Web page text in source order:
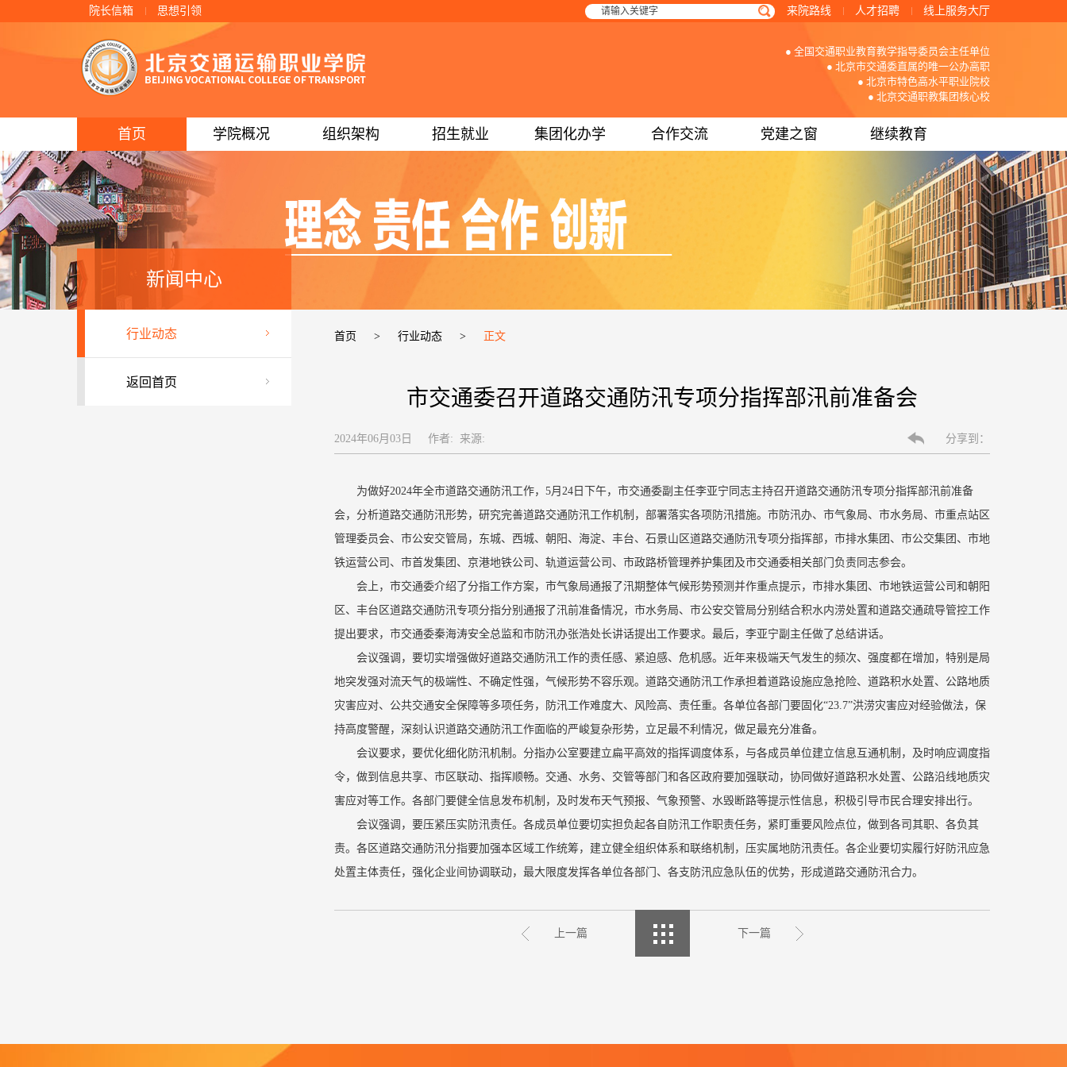
院长信箱 思想引领 来院路线 人才招聘 线上服务大厅
● 全国交通职业教育教学指导委员会主任单位
● 北京市交通委直属的唯一公办高职
● 北京市特色高水平职业院校
● 北京交通职教集团核心校
首页 学院概况 组织架构 招生就业 集团化办学 合作交流 党建之窗 继续教育
新闻中心
行业动态
返回首页
首页 > 行业动态 > 正文
市交通委召开道路交通防汛专项分指挥部汛前准备会
2024年06月03日 作者: 来源: 分享到：
为做好2024年全市道路交通防汛工作，5月24日下午，市交通委副主任李亚宁同志主持召开道路交通防汛专项分指挥部汛前准备
会，分析道路交通防汛形势，研究完善道路交通防汛工作机制，部署落实各项防汛措施。市防汛办、市气象局、市水务局、市重点站区
管理委员会、市公安交管局，东城、西城、朝阳、海淀、丰台、石景山区道路交通防汛专项分指挥部，市排水集团、市公交集团、市地
铁运营公司、市首发集团、京港地铁公司、轨道运营公司、市政路桥管理养护集团及市交通委相关部门负责同志参会。
会上，市交通委介绍了分指工作方案，市气象局通报了汛期整体气候形势预测并作重点提示，市排水集团、市地铁运营公司和朝阳
区、丰台区道路交通防汛专项分指分别通报了汛前准备情况，市水务局、市公安交管局分别结合积水内涝处置和道路交通疏导管控工作
提出要求，市交通委秦海涛安全总监和市防汛办张浩处长讲话提出工作要求。最后，李亚宁副主任做了总结讲话。
会议强调，要切实增强做好道路交通防汛工作的责任感、紧迫感、危机感。近年来极端天气发生的频次、强度都在增加，特别是局
地突发强对流天气的极端性、不确定性强，气候形势不容乐观。道路交通防汛工作承担着道路设施应急抢险、道路积水处置、公路地质
灾害应对、公共交通安全保障等多项任务，防汛工作难度大、风险高、责任重。各单位各部门要固化“23.7”洪涝灾害应对经验做法，保
持高度警醒，深刻认识道路交通防汛工作面临的严峻复杂形势，立足最不利情况，做足最充分准备。
会议要求，要优化细化防汛机制。分指办公室要建立扁平高效的指挥调度体系，与各成员单位建立信息互通机制，及时响应调度指
令，做到信息共享、市区联动、指挥顺畅。交通、水务、交管等部门和各区政府要加强联动，协同做好道路积水处置、公路沿线地质灾
害应对等工作。各部门要健全信息发布机制，及时发布天气预报、气象预警、水毁断路等提示性信息，积极引导市民合理安排出行。
会议强调，要压紧压实防汛责任。各成员单位要切实担负起各自防汛工作职责任务，紧盯重要风险点位，做到各司其职、各负其
责。各区道路交通防汛分指要加强本区域工作统筹，建立健全组织体系和联络机制，压实属地防汛责任。各企业要切实履行好防汛应急
处置主体责任，强化企业间协调联动，最大限度发挥各单位各部门、各支防汛应急队伍的优势，形成道路交通防汛合力。
上一篇 下一篇